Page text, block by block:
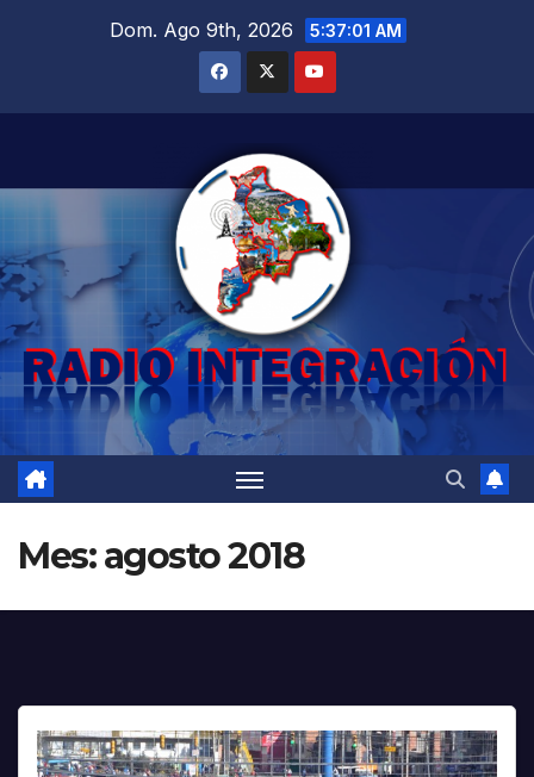
Dom. Ago 9th, 2026 5:37:03 AM
Mes:agosto 2018